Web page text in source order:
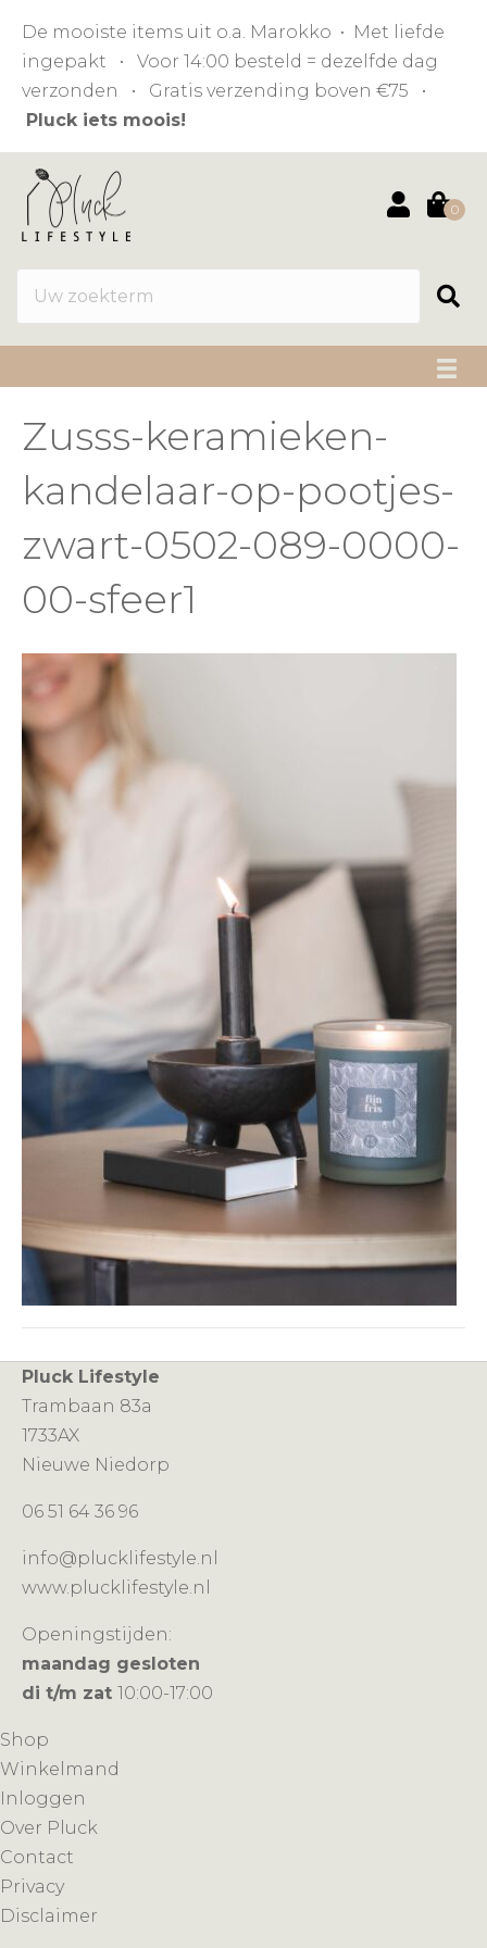
De mooiste items uit o.a. Marokko • Met liefde
ingepakt • Voor 14:00 besteld = dezelfde dag
verzonden • Gratis verzending boven €75 •
Pluck iets moois!
0
Zusss-keramieken-
kandelaar-op-pootjes-
zwart-0502-089-0000-
00-sfeer1
Pluck Lifestyle
Trambaan 83a
1733AX
Nieuwe Niedorp
06 51 64 36 96
info@plucklifestyle.nl
www.plucklifestyle.nl
Openingstijden:
maandag gesloten
di t/m zat 10:00-17:00
Shop
Winkelmand
Inloggen
Over Pluck
Contact
Privacy
Disclaimer